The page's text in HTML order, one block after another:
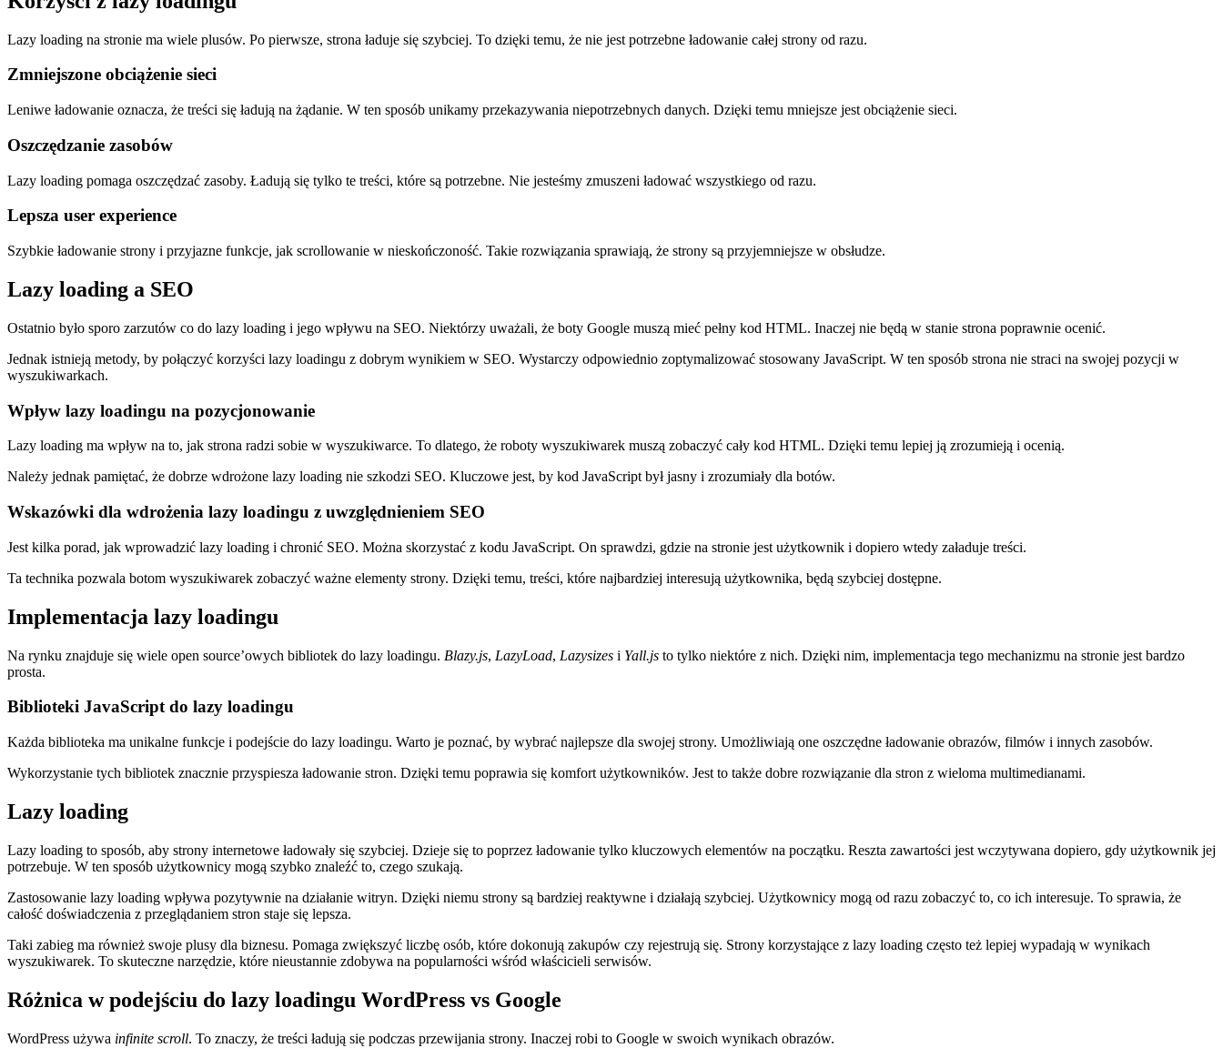
Lazy loading na stronie ma wiele plusów. Po pierwsze, strona ładuje się szybciej. To dzięki temu, że nie jest potrzebne ładowanie całej strony od razu.
Zmniejszone obciążenie sieci
Leniwe ładowanie oznacza, że treści się ładują na żądanie. W ten sposób unikamy przekazywania niepotrzebnych danych. Dzięki temu mniejsze jest obciążenie sieci.
Oszczędzanie zasobów
Lazy loading pomaga oszczędzać zasoby. Ładują się tylko te treści, które są potrzebne. Nie jesteśmy zmuszeni ładować wszystkiego od razu.
Lepsza user experience
Szybkie ładowanie strony i przyjazne funkcje, jak scrollowanie w nieskończoność. Takie rozwiązania sprawiają, że strony są przyjemniejsze w obsłudze.
Lazy loading a SEO
Ostatnio było sporo zarzutów co do lazy loading i jego wpływu na SEO. Niektórzy uważali, że boty Google muszą mieć pełny kod HTML. Inaczej nie będą w stanie strona poprawnie ocenić.
Jednak istnieją metody, by połączyć korzyści lazy loadingu z dobrym wynikiem w SEO. Wystarczy odpowiednio zoptymalizować stosowany JavaScript. W ten sposób strona nie straci na swojej pozycji w
wyszukiwarkach.
Wpływ lazy loadingu na pozycjonowanie
Lazy loading ma wpływ na to, jak strona radzi sobie w wyszukiwarce. To dlatego, że roboty wyszukiwarek muszą zobaczyć cały kod HTML. Dzięki temu lepiej ją zrozumieją i ocenią.
Należy jednak pamiętać, że dobrze wdrożone lazy loading nie szkodzi SEO. Kluczowe jest, by kod JavaScript był jasny i zrozumiały dla botów.
Wskazówki dla wdrożenia lazy loadingu z uwzględnieniem SEO
Jest kilka porad, jak wprowadzić lazy loading i chronić SEO. Można skorzystać z kodu JavaScript. On sprawdzi, gdzie na stronie jest użytkownik i dopiero wtedy załaduje treści.
Ta technika pozwala botom wyszukiwarek zobaczyć ważne elementy strony. Dzięki temu, treści, które najbardziej interesują użytkownika, będą szybciej dostępne.
Implementacja lazy loadingu
Na rynku znajduje się wiele open source’owych bibliotek do lazy loadingu. Blazy.js, LazyLoad, Lazysizes i Yall.js to tylko niektóre z nich. Dzięki nim, implementacja tego mechanizmu na stronie jest bardzo
prosta.
Biblioteki JavaScript do lazy loadingu
Każda biblioteka ma unikalne funkcje i podejście do lazy loadingu. Warto je poznać, by wybrać najlepsze dla swojej strony. Umożliwiają one oszczędne ładowanie obrazów, filmów i innych zasobów.
Wykorzystanie tych bibliotek znacznie przyspiesza ładowanie stron. Dzięki temu poprawia się komfort użytkowników. Jest to także dobre rozwiązanie dla stron z wieloma multimedianami.
Lazy loading
Lazy loading to sposób, aby strony internetowe ładowały się szybciej. Dzieje się to poprzez ładowanie tylko kluczowych elementów na początku. Reszta zawartości jest wczytywana dopiero, gdy użytkownik jej
potrzebuje. W ten sposób użytkownicy mogą szybko znaleźć to, czego szukają.
Zastosowanie lazy loading wpływa pozytywnie na działanie witryn. Dzięki niemu strony są bardziej reaktywne i działają szybciej. Użytkownicy mogą od razu zobaczyć to, co ich interesuje. To sprawia, że
całość doświadczenia z przeglądaniem stron staje się lepsza.
Taki zabieg ma również swoje plusy dla biznesu. Pomaga zwiększyć liczbę osób, które dokonują zakupów czy rejestrują się. Strony korzystające z lazy loading często też lepiej wypadają w wynikach
wyszukiwarek. To skuteczne narzędzie, które nieustannie zdobywa na popularności wśród właścicieli serwisów.
Różnica w podejściu do lazy loadingu WordPress vs Google
WordPress używa infinite scroll. To znaczy, że treści ładują się podczas przewijania strony. Inaczej robi to Google w swoich wynikach obrazów.